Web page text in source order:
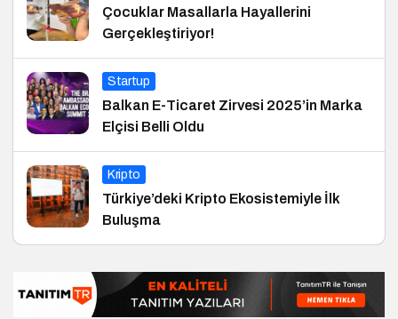
Çocuklar Masallarla Hayallerini
Gerçekleştiriyor!
Startup
Balkan E-Ticaret Zirvesi 2025’in Marka
Elçisi Belli Oldu
Kripto
Türkiye’deki Kripto Ekosistemiyle İlk
Buluşma